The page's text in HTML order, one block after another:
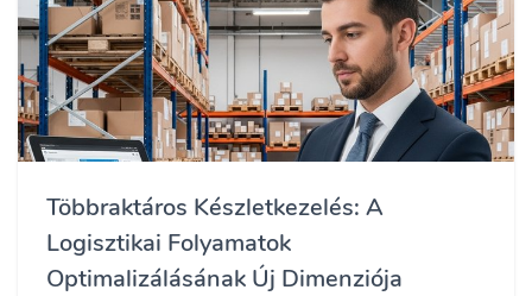
Többraktáros Készletkezelés: A
Logisztikai Folyamatok
Optimalizálásának Új Dimenziója